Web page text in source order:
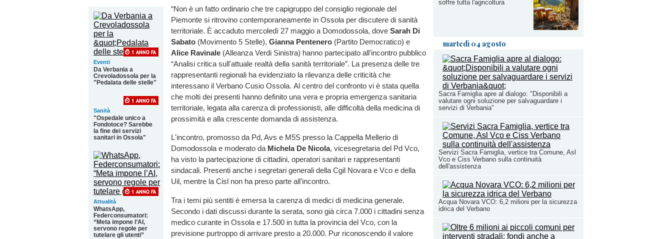
soffre tutta l'agricoltura
martedì 04 agosto
Sacra Famiglia apre al dialogo: "Disponibili a
valutare ogni soluzione per salvaguardare i
servizi di Verbania"
Servizi Sacra Famiglia, vertice tra Comune, Asl
Vco e Ciss Verbano sulla continuità
dell'assistenza
Acqua Novara VCO: 6,2 milioni per la sicurezza
idrica del Verbano
Eventi
Da Verbania a
Crevoladossola per la
"Pedalata delle stelle"
Sanità
"Ospedale unico a
Fondotoce? Sarebbe
la fine dei servizi
sanitari in Ossola"
Attualità
WhatsApp,
Federconsumatori:
“Meta impone l’AI,
servono regole per
tutelare gli utenti”
“Non è un fatto ordinario che tre capigruppo del consiglio regionale del
Piemonte si ritrovino contemporaneamente in Ossola per discutere di sanità
territoriale. È accaduto mercoledì 27 maggio a Domodossola, dove Sarah Di
Sabato (Movimento 5 Stelle), Gianna Pentenero (Partito Democratico) e
Alice Ravinale (Alleanza Verdi Sinistra) hanno partecipato all'incontro pubblico
“Analisi critica sull'attuale realtà della sanità territoriale”. La presenza delle tre
rappresentanti regionali ha evidenziato la rilevanza delle criticità che
interessano il Verbano Cusio Ossola. Al centro del confronto vi è stata quella
che molti dei presenti hanno definito una vera e propria emergenza sanitaria
territoriale, legata alla carenza di professionisti, alle difficoltà della medicina di
prossimità e alla crescente domanda di assistenza.
L'incontro, promosso da Pd, Avs e M5S presso la Cappella Mellerio di
Domodossola e moderato da Michela De Nicola, vicesegretaria del Pd Vco,
ha visto la partecipazione di cittadini, operatori sanitari e rappresentanti
sindacali. Presenti anche i segretari generali della Cgil Novara e Vco e della
Uil, mentre la Cisl non ha preso parte all’incontro.
Tra i temi più sentiti è emersa la carenza di medici di medicina generale.
Secondo i dati discussi durante la serata, sono già circa 7.000 i cittadini senza
medico curante in Ossola e 17.500 in tutta la provincia del Vco, con la
previsione purtroppo di arrivare presto a 20.000. Pur riconoscendo il valore